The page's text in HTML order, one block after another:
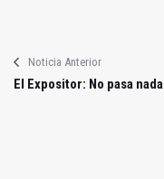
Noticia Anterior
El Expositor: No pasa nada